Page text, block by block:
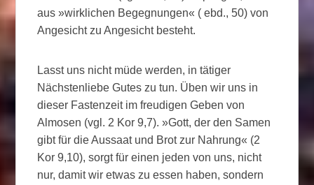
aus »wirklichen Begegnungen« ( ebd., 50) von
Angesicht zu Angesicht besteht.
Lasst uns nicht müde werden, in tätiger
Nächstenliebe Gutes zu tun. Üben wir uns in
dieser Fastenzeit im freudigen Geben von
Almosen (vgl. 2 Kor 9,7). »Gott, der den Samen
gibt für die Aussaat und Brot zur Nahrung« (2
Kor 9,10), sorgt für einen jeden von uns, nicht
nur, damit wir etwas zu essen haben, sondern